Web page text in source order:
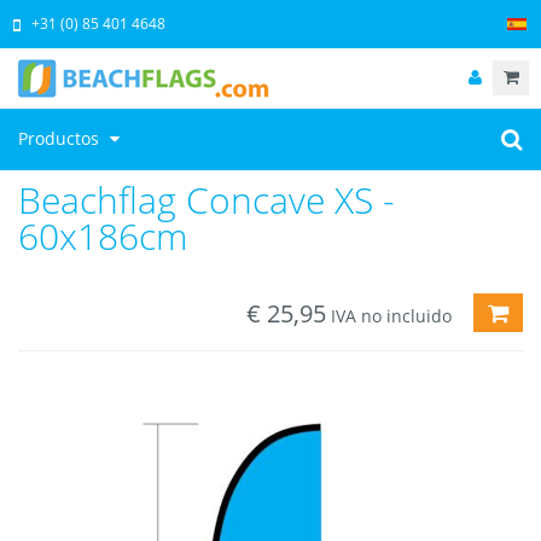
Productos
+31 (0) 85 401 4648
Beachflag Concave XS -
60x186cm
€ 25,95 IVA no incluido